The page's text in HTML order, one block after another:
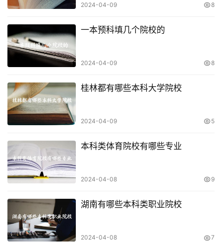
2024-04-09 8
一本预科填几个院校的
2024-04-09 8
桂林都有哪些本科大学院校
2024-04-09 5
本科类体育院校有哪些专业
2024-04-08 9
湖南有哪些本科类职业院校
2024-04-08 7